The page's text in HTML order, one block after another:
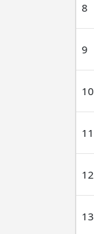
8
9
10
11
12
13